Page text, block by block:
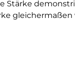
Stärke